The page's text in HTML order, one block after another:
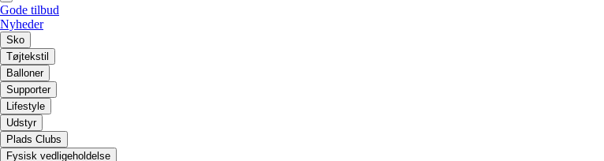
Gode tilbud
Nyheder
Sko
Tøjtekstil
Balloner
Supporter
Lifestyle
Udstyr
Plads Clubs
Fysisk vedligeholdelse